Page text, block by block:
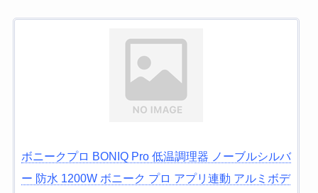
ボニークプロ BONIQ Pro 低温調理器 ノーブルシルバ
ー 防水 1200W ボニーク プロ アプリ連動 アルミボデ